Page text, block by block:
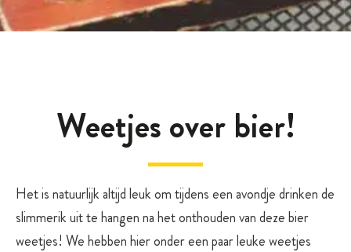
Weetjes over bier!
Het is natuurlijk altijd leuk om tijdens een avondje drinken de
slimmerik uit te hangen na het onthouden van deze bier
weetjes! We hebben hier onder een paar leuke weetjes